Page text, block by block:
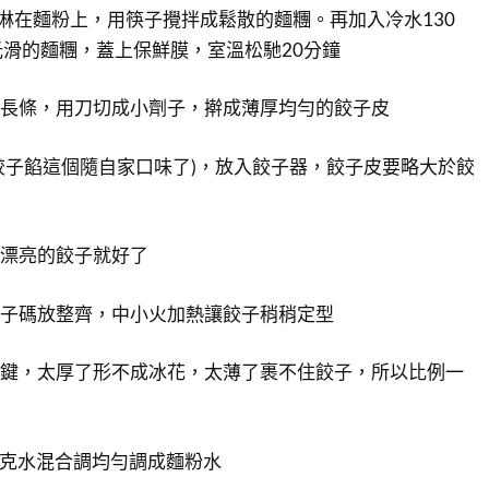
在麵粉上，用筷子攪拌成鬆散的麵糰。再加入冷水130
的麵糰，蓋上保鮮膜，室溫松馳20分鐘
條，用刀切成小劑子，擀成薄厚均勻的餃子皮
餡這個隨自家口味了)，放入餃子器，餃子皮要略大於餃
亮的餃子就好了
碼放整齊，中小火加熱讓餃子稍稍定型
，太厚了形不成冰花，太薄了裹不住餃子，所以比例一
水混合調均勻調成麵粉水